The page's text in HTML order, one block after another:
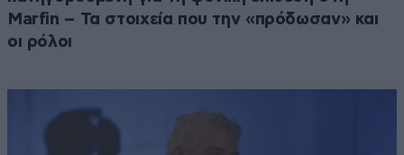
Marfin – Τα στοιχεία που την «πρόδωσαν» και
οι ρόλοι